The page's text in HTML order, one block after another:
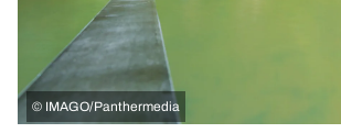
© IMAGO/Panthermedia